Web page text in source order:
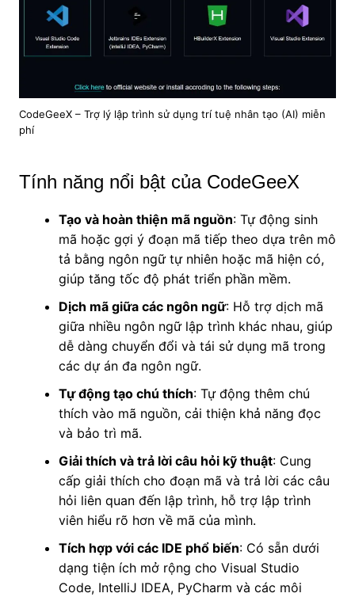
CodeGeeX – Trợ lý lập trình sử dụng trí tuệ nhân tạo (AI) miễn
phí
Tính năng nổi bật của CodeGeeX
Tạo và hoàn thiện mã nguồn: Tự động sinh
mã hoặc gợi ý đoạn mã tiếp theo dựa trên mô
tả bằng ngôn ngữ tự nhiên hoặc mã hiện có,
giúp tăng tốc độ phát triển phần mềm.
Dịch mã giữa các ngôn ngữ: Hỗ trợ dịch mã
giữa nhiều ngôn ngữ lập trình khác nhau, giúp
dễ dàng chuyển đổi và tái sử dụng mã trong
các dự án đa ngôn ngữ.
Tự động tạo chú thích: Tự động thêm chú
thích vào mã nguồn, cải thiện khả năng đọc
và bảo trì mã.
Giải thích và trả lời câu hỏi kỹ thuật: Cung
cấp giải thích cho đoạn mã và trả lời các câu
hỏi liên quan đến lập trình, hỗ trợ lập trình
viên hiểu rõ hơn về mã của mình.
Tích hợp với các IDE phổ biến: Có sẵn dưới
dạng tiện ích mở rộng cho Visual Studio
Code, IntelliJ IDEA, PyCharm và các môi